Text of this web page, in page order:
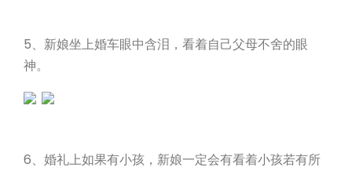
5、新娘坐上婚车眼中含泪，看着自己父母不舍的眼
神。
6、婚礼上如果有小孩，新娘一定会有看着小孩若有所